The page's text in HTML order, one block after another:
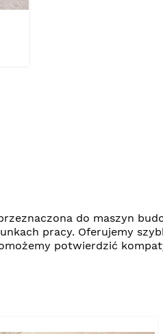
do maszyn
pracy. Oferujemy
potwierdzić